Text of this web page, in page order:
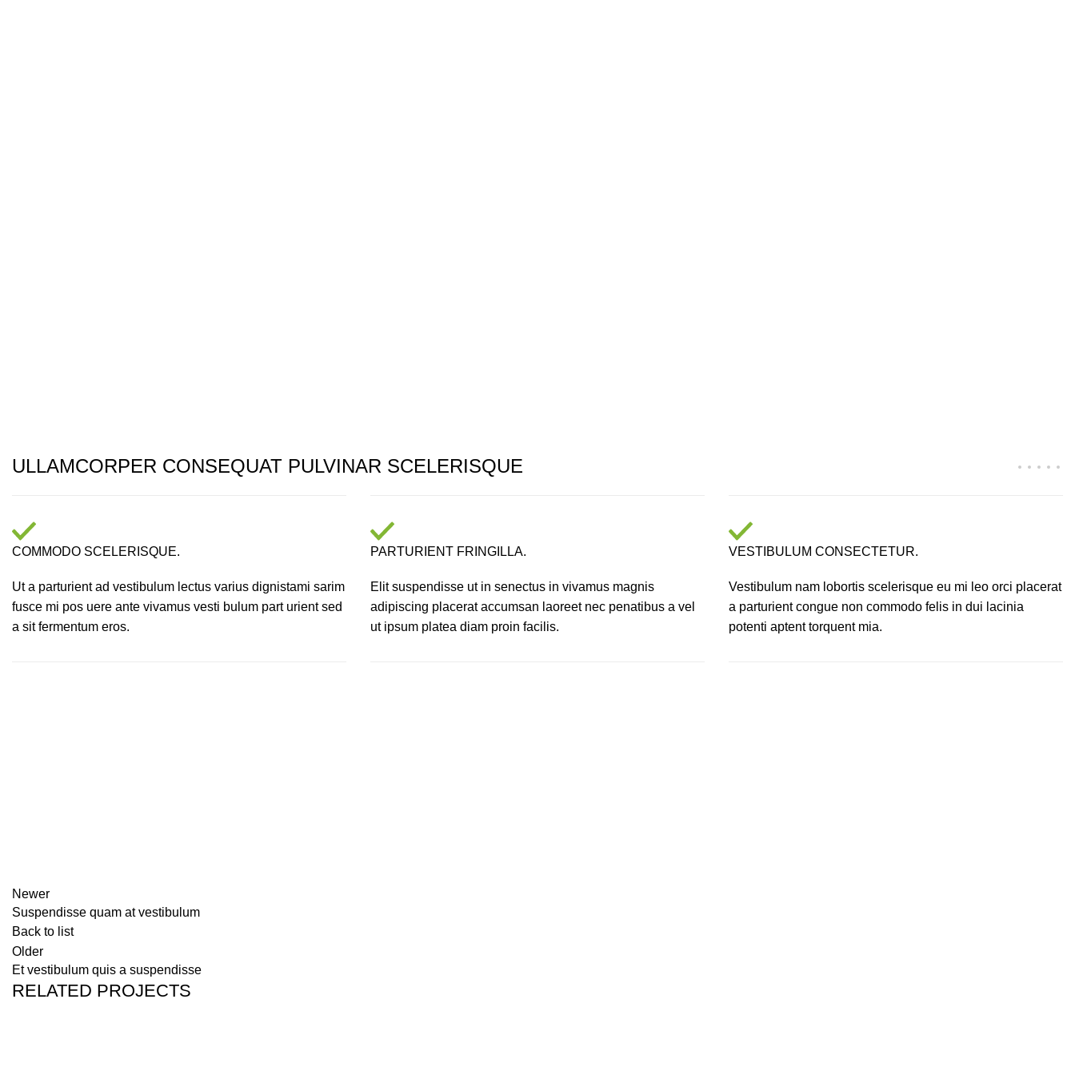
ULLAMCORPER CONSEQUAT PULVINAR SCELERISQUE
COMMODO SCELERISQUE.
Ut a parturient ad vestibulum lectus varius dignistami sarim
fusce mi pos uere ante vivamus vesti bulum part urient sed
a sit fermentum eros.
PARTURIENT FRINGILLA.
Elit suspendisse ut in senectus in vivamus magnis
adipiscing placerat accumsan laoreet nec penatibus a vel
ut ipsum platea diam proin facilis.
VESTIBULUM CONSECTETUR.
Vestibulum nam lobortis scelerisque eu mi leo orci placerat
a parturient congue non commodo felis in dui lacinia
potenti aptent torquent mia.
Newer
Suspendisse quam at vestibulum
Back to list
Older
Et vestibulum quis a suspendisse
RELATED PROJECTS